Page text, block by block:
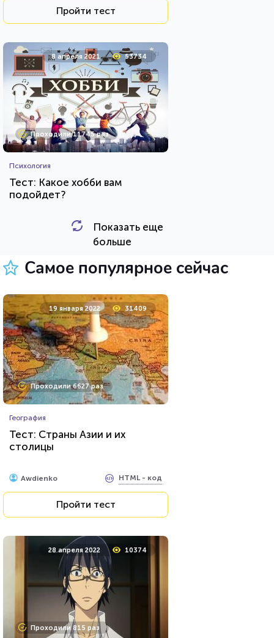
Пройти тест
8 апреля 2021 53734
Проходили 11745 раз
Психология
Тест: Какое хобби вам
подойдет?
HTML - код
17 декабря 2021
Проходили 1621 раз
Фильмы
Сможете назвать 100% этих
голливудских звёзд?
Пройти тест
29 декабря 2021
Проходили 524 раза
Показать еще
больше
Самое популярное сейчас
19 января 2022 31409
Проходили 6627 раз
География
Тест: Страны Азии и их
столицы
Awdienko HTML - код
Пройти тест
28 апреля 2022 10374
Проходили 815 раз